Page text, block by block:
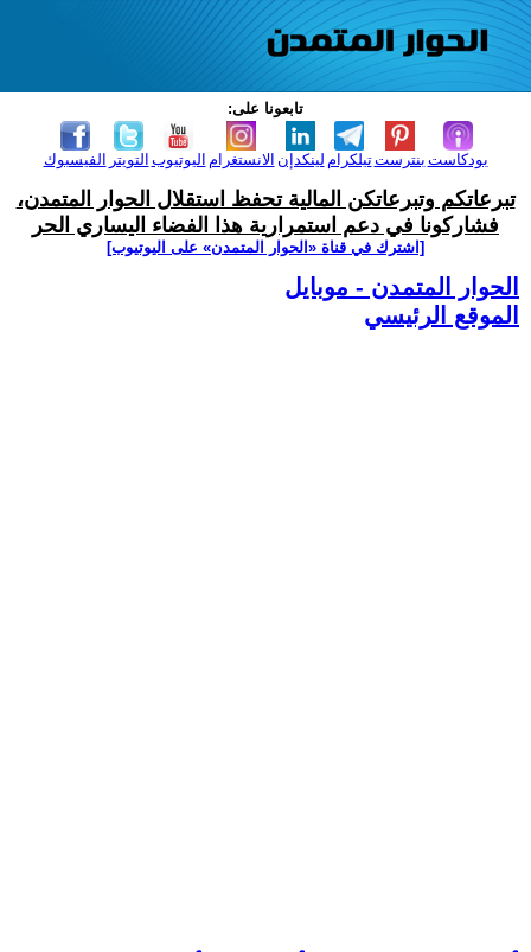
تابعونا على:
الفيسبوك التويتر اليوتيوب الانستغرام لينكدإن تيلكرامبنترست بودكاست
تبرعاتكم وتبرعاتكن المالية تحفظ استقلال الحوار المتمدن،
فشاركونا في دعم استمرارية هذا الفضاء اليساري الحر
[اشترك في قناة ‫«الحوار المتمدن» على اليوتيوب]
الحوار المتمدن - موبايل
الموقع الرئيسي